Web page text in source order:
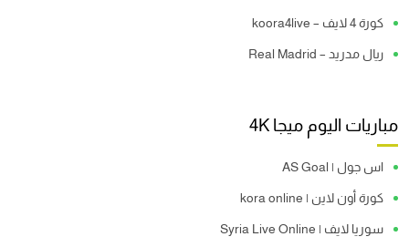
كورة 4 لايف – koora4live
ريال مدريد – Real Madrid
مباريات اليوم ميجا 4K
اس جول | AS Goal
كورة أون لاين | kora online
سوريا لايف | Syria Live Online